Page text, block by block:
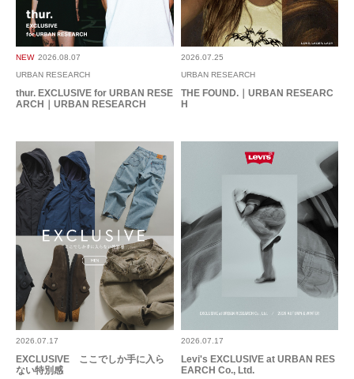
NEW 2026.08.07
URBAN RESEARCH
thur. EXCLUSIVE for URBAN RESE
ARCH｜URBAN RESEARCH
2026.07.25
URBAN RESEARCH
THE FOUND.｜URBAN RESEARC
H
2026.07.17
EXCLUSIVE ここでしか手に入ら
ない特別感
2026.07.17
Levi's EXCLUSIVE at URBAN RES
EARCH Co., Ltd.